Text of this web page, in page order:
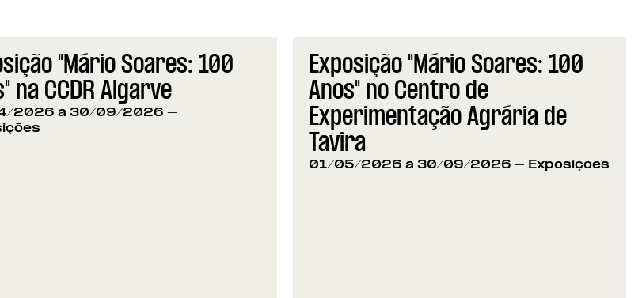
"Mário Soares: 100
na CCDR Algarve
2026 a 30/09/2026 -
Exposição "Mário Soares: 100
Anos" no Centro de
Experimentação Agrária de
Tavira
01/05/2026 a 30/09/2026 - Exposições